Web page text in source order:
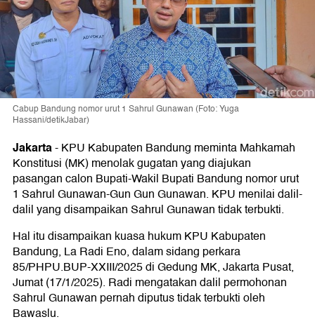
Cabup Bandung nomor urut 1 Sahrul Gunawan (Foto: Yuga
Hassani/detikJabar)
Jakarta-KPU Kabupaten Bandung meminta Mahkamah
Konstitusi (MK) menolak gugatan yang diajukan
pasangan calon Bupati-Wakil Bupati Bandung nomor urut
1 Sahrul Gunawan-Gun Gun Gunawan. KPU menilai dalil-
dalil yang disampaikan Sahrul Gunawan tidak terbukti.
Hal itu disampaikan kuasa hukum KPU Kabupaten
Bandung, La Radi Eno, dalam sidang perkara
85/PHPU.BUP-XXIII/2025 di Gedung MK, Jakarta Pusat,
Jumat (17/1/2025). Radi mengatakan dalil permohonan
Sahrul Gunawan pernah diputus tidak terbukti oleh
Bawaslu.